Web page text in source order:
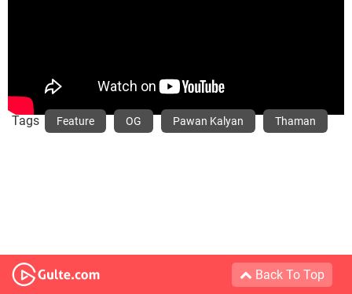
Tags Feature OG Pawan Kalyan Thaman
Back To Top